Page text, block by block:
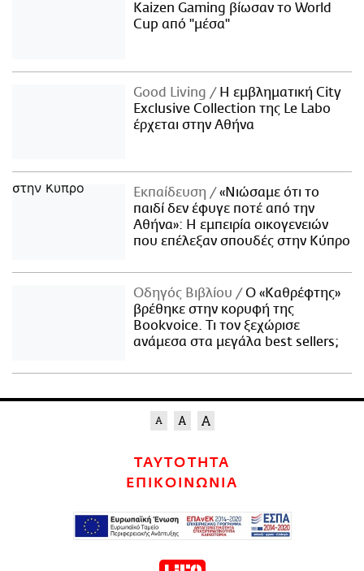
Kaizen Gaming βίωσαν το World
Cup από "μέσα"
Good Living
Η εμβληματική City
Exclusive Collection της Le Labo
έρχεται στην Αθήνα
Εκπαίδευση
«Νιώσαμε ότι το
παιδί δεν έφυγε ποτέ από την
Αθήνα»: Η εμπειρία οικογενειών
που επέλεξαν σπουδές στην Κύπρο
Οδηγός Βιβλίου
Ο «Καθρέφτης»
βρέθηκε στην κορυφή της
Bookvoice. Τι τον ξεχώρισε
ανάμεσα στα μεγάλα best sellers;
ΤΑΥΤΟΤΗΤΑ
ΕΠΙΚΟΙΝΩΝΙΑ